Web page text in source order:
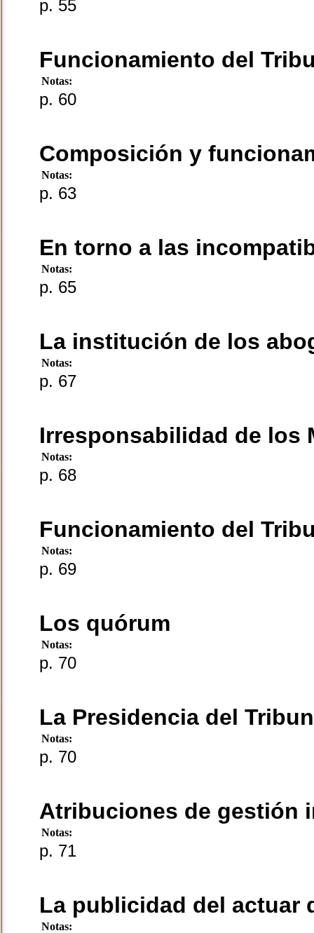
p. 55
Funcionamiento del
Notas:
p. 60
Composición y
Notas:
p. 63
En torno a las
Notas:
p. 65
La institución de los
Notas:
p. 67
Irresponsabilidad de los
Notas:
p. 68
Funcionamiento del
Notas:
p. 69
Los quórum
Notas:
p. 70
La Presidencia del
Notas:
p. 70
Atribuciones de gestión
Notas:
p. 71
La publicidad del actuar
Notas: